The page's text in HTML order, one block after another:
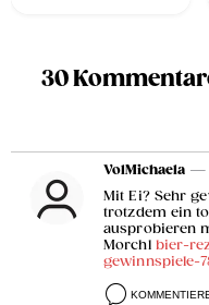
30
VolMichaela —
Mit Ei? Sehr
trotzdem ein
ausprobieren
Morchl bier-
gewinnspiele-